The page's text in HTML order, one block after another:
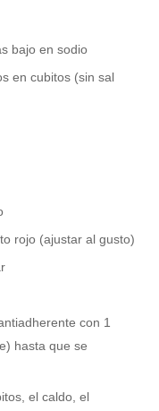
bajo en sodio
en cubitos (sin sal
rojo (ajustar al gusto)
con 1
hasta que se
el caldo, el